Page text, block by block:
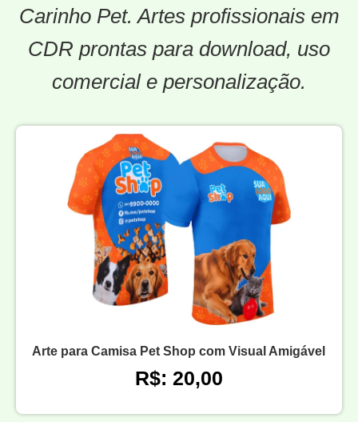
Carinho Pet. Artes profissionais em
CDR prontas para download, uso
comercial e personalização.
Arte para Camisa Pet Shop com Visual Amigável
R$: 20,00